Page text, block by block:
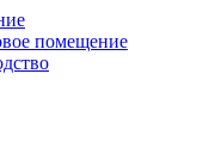
помещение